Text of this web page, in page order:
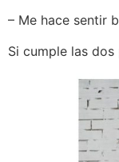
– Me hace sentir
Si cumple las